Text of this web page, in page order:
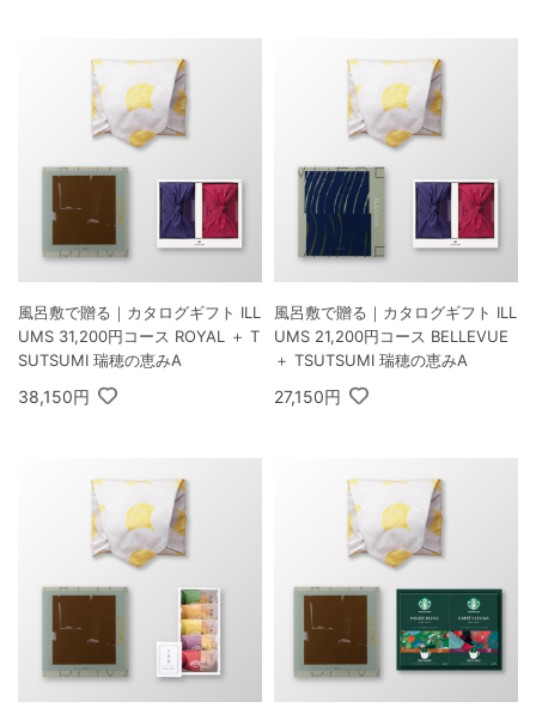
風呂敷で贈る｜カタログギフト ILL
UMS 31,200円コース ROYAL ＋ T
SUTSUMI 瑞穂の恵みA
38,150円
風呂敷で贈る｜カタログギフト ILL
UMS 21,200円コース BELLEVUE
＋ TSUTSUMI 瑞穂の恵みA
27,150円